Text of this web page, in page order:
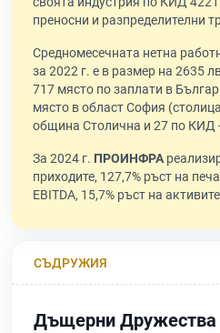
преносни и разпределителни
Средномесечната нетна
за 2022 г. е в размер на 2635
717 място по заплати в
място в област София
община Столична и 27 по КИД
За 2024 г. ПРОИНФРА
приходите, 127,7% ръст на
EBITDA, 15,7% ръст на
СЪДРУЖИЯ
Дъщерни Дружества